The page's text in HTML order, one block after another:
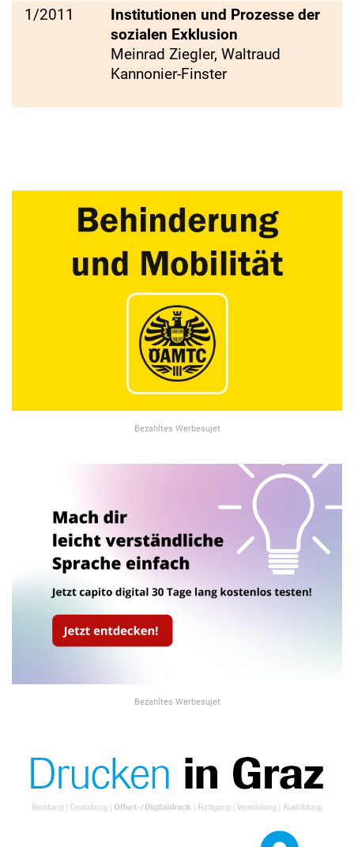
1/2011
Institutionen und Prozesse der
sozialen Exklusion
Meinrad Ziegler, Waltraud
Kannonier-Finster
Bezahltes Werbesujet
Bezahltes Werbesujet